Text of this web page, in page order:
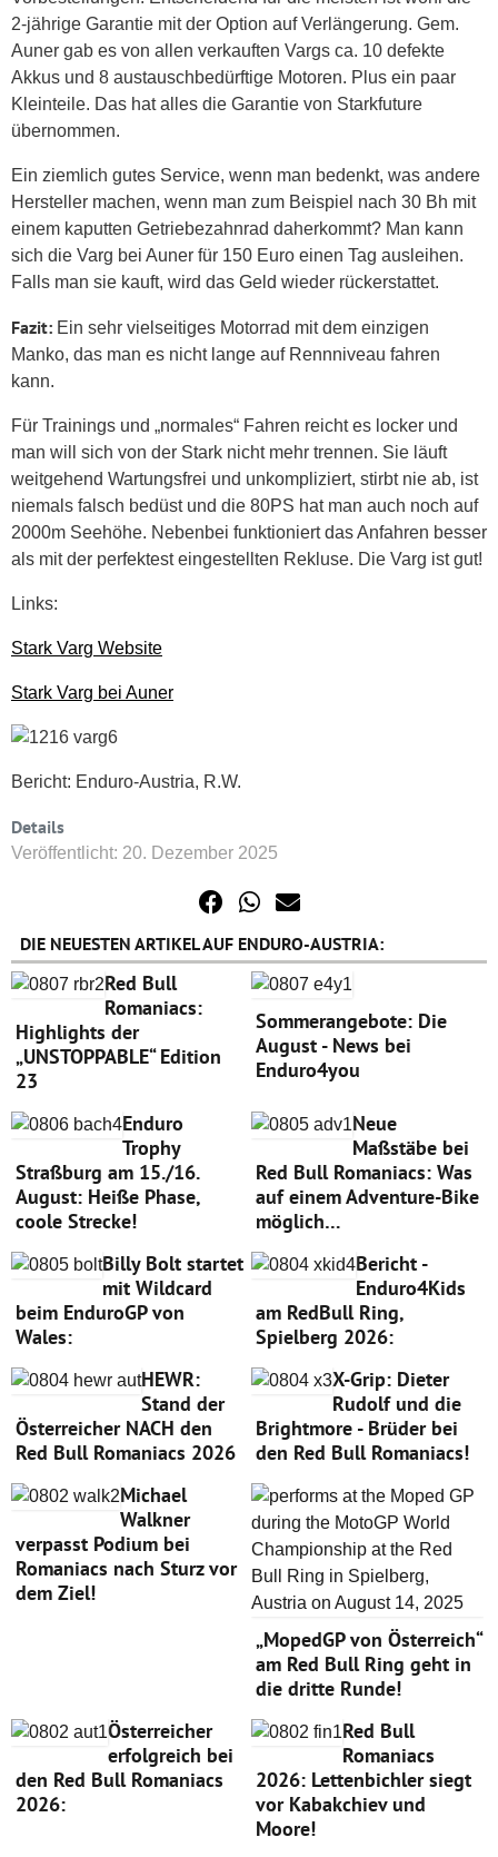
2-jährige Garantie mit der Option auf Verlängerung. Gem.
Auner gab es von allen verkauften Vargs ca. 10 defekte
Akkus und 8 austauschbedürftige Motoren. Plus ein paar
Kleinteile. Das hat alles die Garantie von Starkfuture
übernommen.
Ein ziemlich gutes Service, wenn man bedenkt, was andere
Hersteller machen, wenn man zum Beispiel nach 30 Bh mit
einem kaputten Getriebezahnrad daherkommt? Man kann
sich die Varg bei Auner für 150 Euro einen Tag ausleihen.
Falls man sie kauft, wird das Geld wieder rückerstattet.
Fazit: Ein sehr vielseitiges Motorrad mit dem einzigen
Manko, das man es nicht lange auf Rennniveau fahren
kann.
Für Trainings und „normales“ Fahren reicht es locker und
man will sich von der Stark nicht mehr trennen. Sie läuft
weitgehend Wartungsfrei und unkompliziert, stirbt nie ab, ist
niemals falsch bedüst und die 80PS hat man auch noch auf
2000m Seehöhe. Nebenbei funktioniert das Anfahren besser
als mit der perfektest eingestellten Rekluse. Die Varg ist gut!
Links:
Stark Varg Website
Stark Varg bei Auner
Bericht: Enduro-Austria, R.W.
Details
Veröffentlicht: 20. Dezember 2025
DIE NEUESTEN ARTIKEL AUF ENDURO-AUSTRIA:
Red Bull
Romaniacs:
Highlights der
„UNSTOPPABLE“ Edition
23
Sommerangebote: Die
August - News bei
Enduro4you
Enduro
Trophy
Straßburg am 15./16.
August: Heiße Phase,
coole Strecke!
Neue
Maßstäbe bei
Red Bull Romaniacs: Was
auf einem Adventure-Bike
möglich…
Billy Bolt startet
mit Wildcard
beim EnduroGP von
Wales:
Bericht -
Enduro4Kids
am RedBull Ring,
Spielberg 2026:
HEWR:
Stand der
Österreicher NACH den
Red Bull Romaniacs 2026
X-Grip: Dieter
Rudolf und die
Brightmore - Brüder bei
den Red Bull Romaniacs!
Michael
Walkner
verpasst Podium bei
Romaniacs nach Sturz vor
dem Ziel!
„MopedGP von Österreich“
am Red Bull Ring geht in
die dritte Runde!
Österreicher
erfolgreich bei
den Red Bull Romaniacs
2026:
Red Bull
Romaniacs
2026: Lettenbichler siegt
vor Kabakchiev und
Moore!